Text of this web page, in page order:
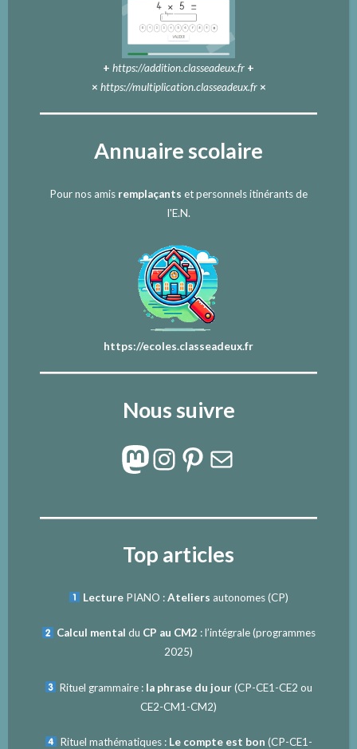
+ https://addition.classeadeux.fr +
× https://multiplication.classeadeux.fr×
Annuaire scolaire
Pour nos amis remplaçants et personnels itinérants de
l'E.N.
https://ecoles.classeadeux.fr
Nous suivre
Mastodon
Instagram
Pinterest
E-mail
Top articles
Lecture PIANO :Ateliers autonomes (CP)
Calcul mental du CP au CM2 : l’intégrale (programmes
2025)
Rituel grammaire : la phrase du jour(CP-CE1-CE2 ou
CE2-CM1-CM2)
Rituel mathématiques : Le compte est bon (CP-CE1-